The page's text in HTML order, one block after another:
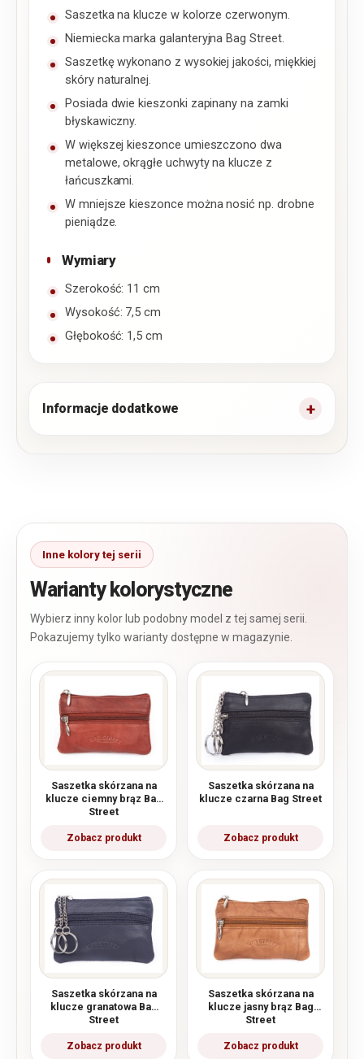
Saszetka na klucze w kolorze czerwonym.
Niemiecka marka galanteryjna Bag Street.
Saszetkę wykonano z wysokiej jakości, miękkiej
skóry naturalnej.
Posiada dwie kieszonki zapinany na zamki
błyskawiczny.
W większej kieszonce umieszczono dwa
metalowe, okrągłe uchwyty na klucze z
łańcuszkami.
W mniejsze kieszonce można nosić np. drobne
pieniądze.
Wymiary
Szerokość: 11 cm
Wysokość: 7,5 cm
Głębokość: 1,5 cm
Informacje dodatkowe
Warianty kolorystyczne
Saszetka skórzana na
klucze ciemny brąz Bag
Street
Saszetka skórzana na
klucze czarna Bag Street
Saszetka skórzana na
klucze granatowa Bag
Street
Saszetka skórzana na
klucze jasny brąz Bag
Street